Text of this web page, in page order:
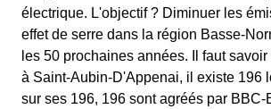
électrique. L'objectif ? Diminuer les
effet de serre dans la région Basse-
les 50 prochaines années. Il faut
à Saint-Aubin-D'Appenai, il existe 196
sur ses 196, 196 sont agréés par BBC-